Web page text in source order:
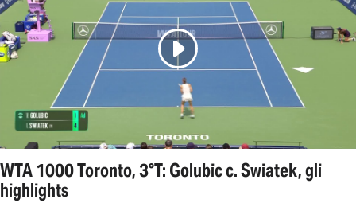
WTA 1000 Toronto, 3°T: Golubic c. Swiatek, gli
highlights